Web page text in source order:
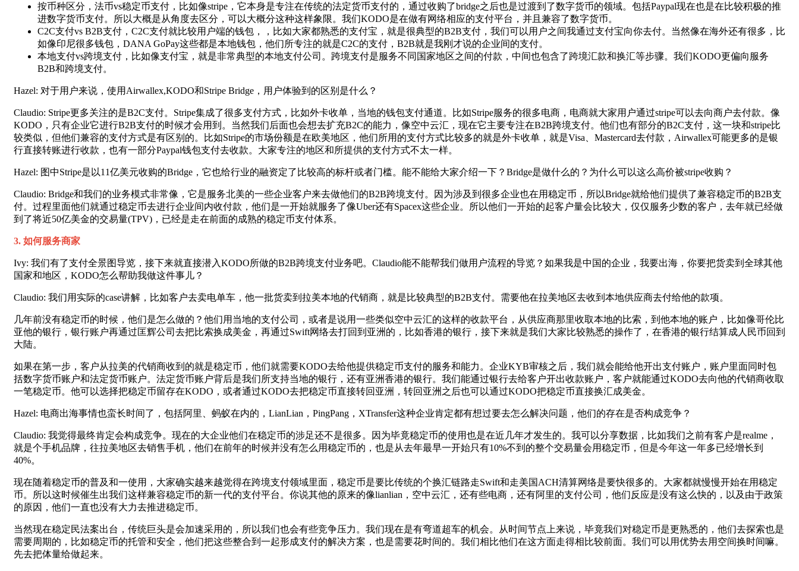
按币种区分，法币vs稳定币支付，比如像stripe，它本身是专注在传统的法定货币支付的，通过收购了bridge之后也是过渡到了数字货币的领域。包括Paypal现在也是在比较积极的推
进数字货币支付。所以大概是从角度去区分，可以大概分这种这样象限。我们KODO是在做有网络相应的支付平台，并且兼容了数字货币。
C2C支付vs B2B支付，C2C支付就比较用户端的钱包，，比如大家都熟悉的支付宝，就是很典型的B2B支付，我们可以用户之间我通过支付宝向你去付。当然像在海外还有很多，比
如像印尼很多钱包，DANA GoPay这些都是本地钱包，他们所专注的就是C2C的支付，B2B就是我刚才说的企业间的支付。
本地支付vs跨境支付，比如像支付宝，就是非常典型的本地支付公司。跨境支付是服务不同国家地区之间的付款，中间也包含了跨境汇款和换汇等步骤。我们KODO更偏向服务
B2B和跨境支付。
Hazel: 对于用户来说，使用Airwallex,KODO和Stripe Bridge，用户体验到的区别是什么？
Claudio: Stripe更多关注的是B2C支付。Stripe集成了很多支付方式，比如外卡收单，当地的钱包支付通道。比如Stripe服务的很多电商，电商就大家用户通过stripe可以去向商户去付款。像
KODO，只有企业它进行B2B支付的时候才会用到。当然我们后面也会想去扩充B2C的能力，像空中云汇，现在它主要专注在B2B跨境支付。他们也有部分的B2C支付，这一块和stripe比
较类似，但他们兼容的支付方式是有区别的。比如Stripe的市场份额是在欧美地区，他们所用的支付方式比较多的就是外卡收单，就是Visa、Mastercard去付款，Airwallex可能更多的是银
行直接转账进行收款，也有一部分Paypal钱包支付去收款。大家专注的地区和所提供的支付方式不太一样。
Hazel: 图中Stripe是以11亿美元收购的Bridge，它也给行业的融资定了比较高的标杆或者门槛。能不能给大家介绍一下？Bridge是做什么的？为什么可以这么高价被stripe收购？
Claudio: Bridge和我们的业务模式非常像，它是服务北美的一些企业客户来去做他们的B2B跨境支付。因为涉及到很多企业也在用稳定币，所以Bridge就给他们提供了兼容稳定币的B2B支
付。过程里面他们就通过稳定币去进行企业间内收付款，他们是一开始就服务了像Uber还有Spacex这些企业。所以他们一开始的起客户量会比较大，仅仅服务少数的客户，去年就已经做
到了将近50亿美金的交易量(TPV)，已经是走在前面的成熟的稳定币支付体系。
3. 如何服务商家
Ivy: 我们有了支付全景图导览，接下来就直接潜入KODO所做的B2B跨境支付业务吧。Claudio能不能帮我们做用户流程的导览？如果我是中国的企业，我要出海，你要把货卖到全球其他
国家和地区，KODO怎么帮助我做这件事儿？
Claudio: 我们用实际的case讲解，比如客户去卖电单车，他一批货卖到拉美本地的代销商，就是比较典型的B2B支付。需要他在拉美地区去收到本地供应商去付给他的款项。
几年前没有稳定币的时候，他们是怎么做的？他们用当地的支付公司，或者是说用一些类似空中云汇的这样的收款平台，从供应商那里收取本地的比索，到他本地的账户，比如像哥伦比
亚他的银行，银行账户再通过匡辉公司去把比索换成美金，再通过Swift网络去打回到亚洲的，比如香港的银行，接下来就是我们大家比较熟悉的操作了，在香港的银行结算成人民币回到
大陆。
如果在第一步，客户从拉美的代销商收到的就是稳定币，他们就需要KODO去给他提供稳定币支付的服务和能力。企业KYB审核之后，我们就会能给他开出支付账户，账户里面同时包
括数字货币账户和法定货币账户。法定货币账户背后是我们所支持当地的银行，还有亚洲香港的银行。我们能通过银行去给客户开出收款账户，客户就能通过KODO去向他的代销商收取
一笔稳定币。他可以选择把稳定币留存在KODO，或者通过KODO去把稳定币直接转回亚洲，转回亚洲之后也可以通过KODO把稳定币直接换汇成美金。
Hazel: 电商出海事情也蛮长时间了，包括阿里、蚂蚁在内的，LianLian，PingPang，XTransfer这种企业肯定都有想过要去怎么解决问题，他们的存在是否构成竞争？
Claudio: 我觉得最终肯定会构成竞争。现在的大企业他们在稳定币的涉足还不是很多。因为毕竟稳定币的使用也是在近几年才发生的。我可以分享数据，比如我们之前有客户是realme，
就是个手机品牌，往拉美地区去销售手机，他们在前年的时候并没有怎么用稳定币的，也是从去年最早一开始只有10%不到的整个交易量会用稳定币，但是今年这一年多已经增长到
40%。
现在随着稳定币的普及和一使用，大家确实越来越觉得在跨境支付领域里面，稳定币是要比传统的个换汇链路走Swift和走美国ACH清算网络是要快很多的。大家都就慢慢开始在用稳定
币。所以这时候催生出我们这样兼容稳定币的新一代的支付平台。你说其他的原来的像lianlian，空中云汇，还有些电商，还有阿里的支付公司，他们反应是没有这么快的，以及由于政策
的原因，他们一直也没有大力去推进稳定币。
当然现在稳定民法案出台，传统巨头是会加速采用的，所以我们也会有些竞争压力。我们现在是有弯道超车的机会。从时间节点上来说，毕竟我们对稳定币是更熟悉的，他们去探索也是
需要周期的，比如稳定币的托管和安全，他们把这些整合到一起形成支付的解决方案，也是需要花时间的。我们相比他们在这方面走得相比较前面。我们可以用优势去用空间换时间嘛。
先去把体量给做起来。